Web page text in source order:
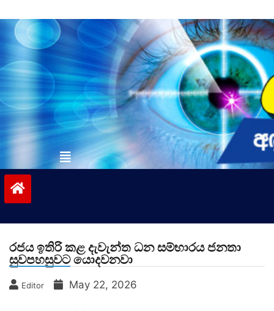
to
contentvinivida.lk
රජය ඉතිරි කළ දැවැන්ත ධන සම්භාරය ජනතා
සුවපහසුවට යොදවනවා
Editor May 22, 2026